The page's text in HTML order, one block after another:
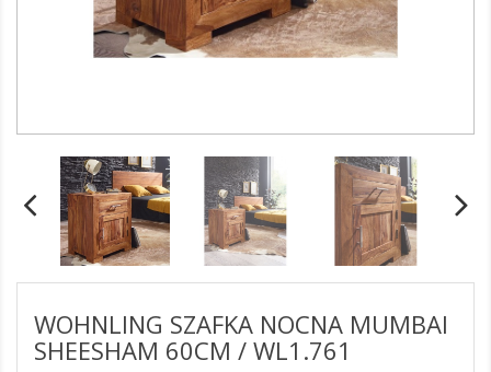
WOHNLING SZAFKA NOCNA MUMBAI
SHEESHAM 60CM / WL1.761